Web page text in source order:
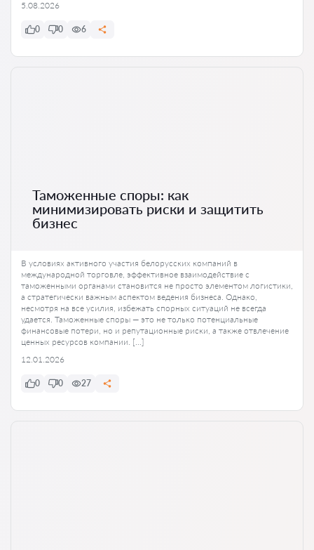
5.08.2026
0 0 6
Таможенные споры: как
минимизировать риски и защитить
бизнес
В условиях активного участия белорусских компаний в
международной торговле, эффективное взаимодействие с
таможенными органами становится не просто элементом логистики,
а стратегически важным аспектом ведения бизнеса. Однако,
несмотря на все усилия, избежать спорных ситуаций не всегда
удается. Таможенные споры — это не только потенциальные
финансовые потери, но и репутационные риски, а также отвлечение
ценных ресурсов компании. […]
12.01.2026
0 0 27